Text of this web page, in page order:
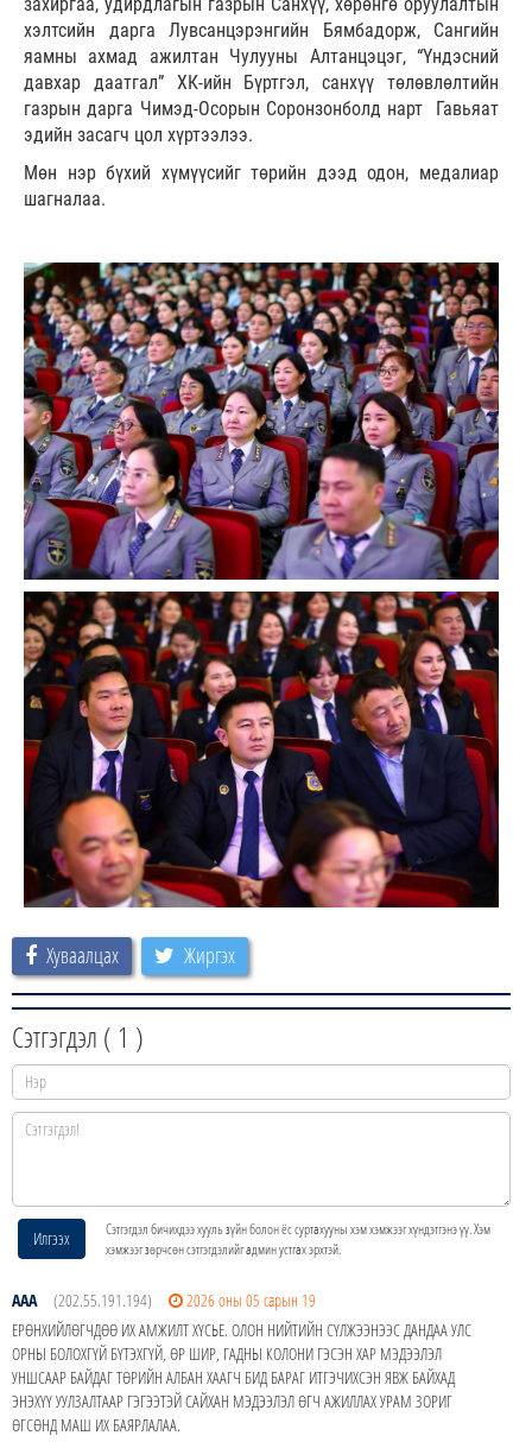
хэлтсийн дарга Лувсанцэрэнгийн Бямбадорж, Сангийн
яамны ахмад ажилтан Чулууны Алтанцэцэг, “Үндэсний
давхар даатгал” ХК-ийн Бүртгэл, санхүү төлөвлөлтийн
газрын дарга Чимэд-Осорын Соронзонболд нарт Гавьяат
эдийн засагч цол хүртээлээ.
Мөн нэр бүхий хүмүүсийг төрийн дээд одон, медалиар
шагналаа.
Хуваалцах Жиргэх
Сэтгэгдэл ( 1 )
Илгээх
Сэтгэгдэл бичихдээ хууль зүйн болон ёс суртахууны хэм хэмжээг хүндэтгэнэ үү. Хэм
хэмжээг зөрчсөн сэтгэгдэлийг админ устгах эрхтэй.
ААА (202.55.191.194)
2026 оны 05 сарын 19
ЕРӨНХИЙЛӨГЧДӨӨ ИХ АМЖИЛТ ХҮСЬЕ. ОЛОН НИЙТИЙН СҮЛЖЭЭНЭЭС ДАНДАА УЛС
ОРНЫ БОЛОХГҮЙ БҮТЭХГҮЙ, ӨР ШИР, ГАДНЫ КОЛОНИ ГЭСЭН ХАР МЭДЭЭЛЭЛ
УНШСААР БАЙДАГ ТӨРИЙН АЛБАН ХААГЧ БИД БАРАГ ИТГЭЧИХСЭН ЯВЖ БАЙХАД
ЭНЭХҮҮ УУЛЗАЛТААР ГЭГЭЭТЭЙ САЙХАН МЭДЭЭЛЭЛ ӨГЧ АЖИЛЛАХ УРАМ ЗОРИГ
ӨГСӨНД МАШ ИХ БАЯРЛАЛАА.